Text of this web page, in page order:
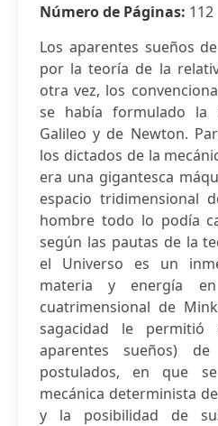
Número de Páginas: 112
Los aparentes sueños
por la teoría de la
otra vez, los
se había formulado la
Galileo y de Newton.
los dictados de la
era una gigantesca
espacio tridimensional
hombre todo lo podía
según las pautas de la
el Universo es un
materia y energía
cuatrimensional de
sagacidad le
aparentes sueños)
postulados, en que
mecánica determinista
y la posibilidad de